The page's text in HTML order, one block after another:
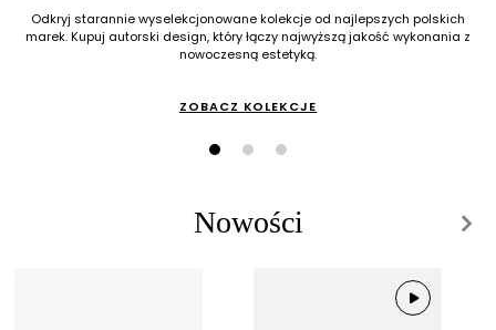
Odkryj starannie wyselekcjonowane kolekcje od najlepszych polskich
marek. Kupuj autorski design, który łączy najwyższą jakość wykonania z
nowoczesną estetyką.
ZOBACZ KOLEKCJE
Nowości